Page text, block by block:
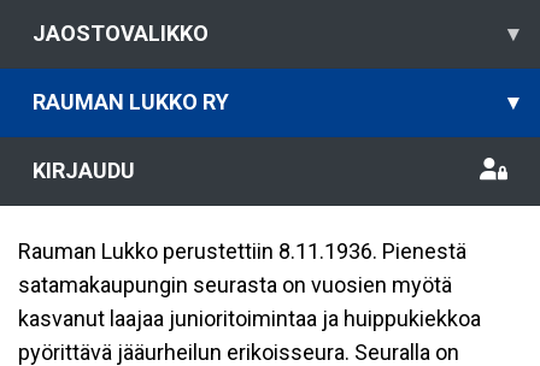
JAOSTOVALIKKO ▾
RAUMAN LUKKO RY ▾
KIRJAUDU
Rauman Lukko perustettiin 8.11.1936. Pienestä
satamakaupungin seurasta on vuosien myötä
kasvanut laajaa junioritoimintaa ja huippukiekkoa
pyörittävä jääurheilun erikoisseura. Seuralla on